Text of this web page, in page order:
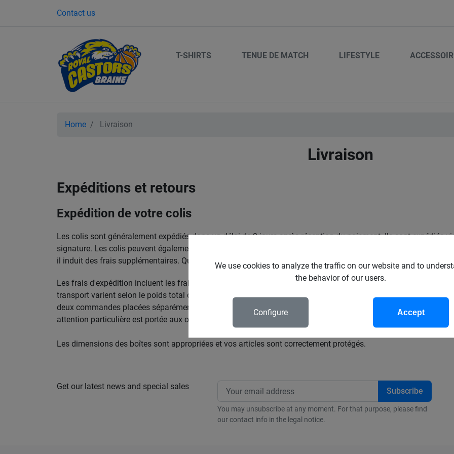
Contact us
T-SHIRTS TENUE DE MATCH LIFESTYLE
Home Livraison
Livraison
Expéditions et retours
Expédition de votre colis
Les colis sont généralement expédiés dans un délai de 2 jours après réception du paiement. Ils sont expédiés
signature. Les colis peuvent également être expédiés via UPS Extra et remis contre signature. Veuillez nous
il induit des frais supplémentaires. Quel que soit le mode de livraison choisi, nous vous envoyons un lien pour
Les frais d'expédition incluent les frais de préparation et d'emballage ainsi que les frais de port. Les frais de
transport varient selon le poids total du colis. Nous vous recommandons de regrouper tous vos articles dans
deux commandes placées séparément et des frais d'expédition s'appliquent à chacune d'entre elles. Votre
attention particulière est portée aux objets fragiles.
Les dimensions des boîtes sont appropriées et vos articles sont correctement protégés.
Get our latest news and special sales
You may unsubscribe at any moment. For that purpose, please find
our contact info in the legal notice.
We use cookies to analyze the traffic on our website and to
the behavior of our users.
Configure Accept